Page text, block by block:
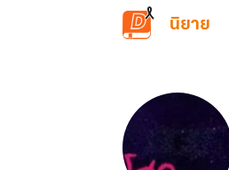
ข้ามไปยังเนื้อหาหลัก
นิยาย